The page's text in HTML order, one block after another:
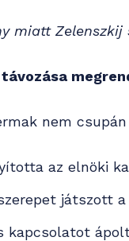
miatt Zelenszkij
nem
az elnöki
játszott
kapcsolatot